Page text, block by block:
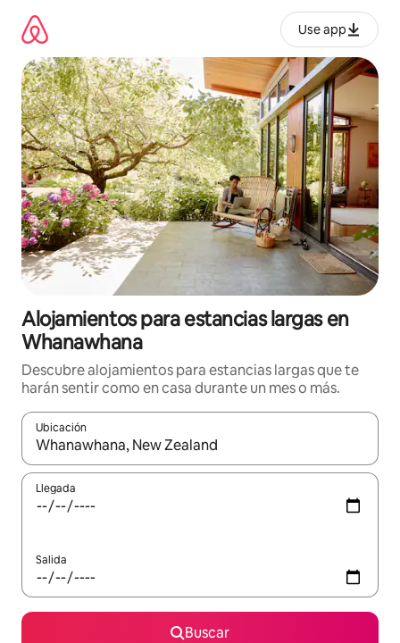
contenido
Use app
Alojamientos para estancias largas en
Whanawhana
Descubre alojamientos para estancias largas que te
harán sentir como en casa durante un mes o más.
Ubicación
Cuando los resultados estén disponibles, podrás navegar
Llegada
Salida
Buscar